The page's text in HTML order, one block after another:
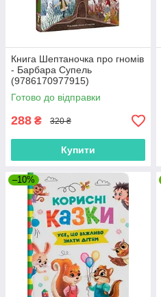
Книга Шептаночка про гномів
- Барбара Супель
(9786170977915)
Готово до відправки
288 ₴ 320 ₴
Купити
–10%